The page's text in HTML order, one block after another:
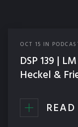
OCT 15 IN
DSP 139 |
Heckel &